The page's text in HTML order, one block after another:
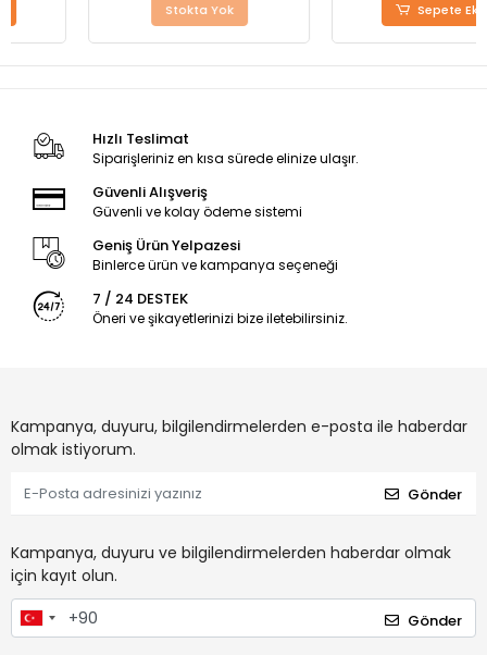
Sepete Ekle
Hızlı Teslimat
Siparişleriniz en kısa sürede elinize ulaşır.
Güvenli Alışveriş
Güvenli ve kolay ödeme sistemi
Geniş Ürün Yelpazesi
Binlerce ürün ve kampanya seçeneği
7 / 24 DESTEK
Öneri ve şikayetlerinizi bize iletebilirsiniz.
Kampanya, duyuru, bilgilendirmelerden e-posta ile haberdar
olmak istiyorum.
Gönder
Kampanya, duyuru ve bilgilendirmelerden haberdar olmak
için kayıt olun.
Gönder